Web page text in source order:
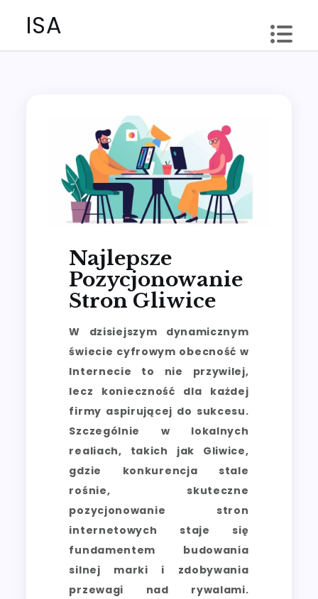
ISA
Najlepsze
Pozycjonowanie
Stron Gliwice
W dzisiejszym dynamicznym
świecie cyfrowym obecność w
Internecie to nie przywilej,
lecz konieczność dla każdej
firmy aspirującej do sukcesu.
Szczególnie w lokalnych
realiach, takich jak Gliwice,
gdzie konkurencja stale
rośnie, skuteczne
pozycjonowanie stron
internetowych staje się
fundamentem budowania
silnej marki i zdobywania
przewagi nad rywalami.